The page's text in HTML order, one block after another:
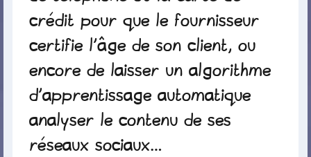
crédit pour que le fournisseur
certifie l’âge de son client, ou
encore de laisser un algorithme
d’apprentissage automatique
analyser le contenu de ses
réseaux sociaux…